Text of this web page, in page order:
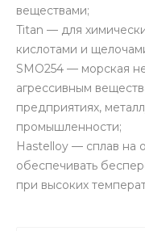
веществами;
Titan — для
кислотами и
SMO254 — морская
агрессивным
предприятиях,
промышленности;
Hastelloy — сплав на
обеспечивать
при высоких